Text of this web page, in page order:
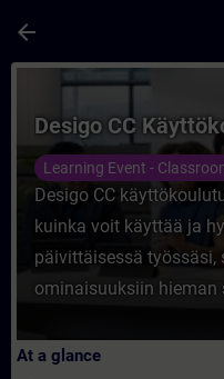
arrow_back
Course - Desigo
Desigo CC
Learning Event -
Desigo CC
kuinka voit käyttää ja
päivittäisessä työssäsi,
ominaisuuksiin hieman
At a glance